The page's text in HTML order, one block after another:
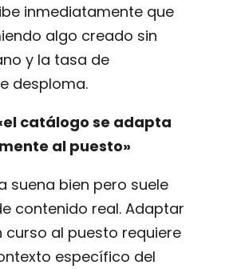
inmediatamente que
algo creado sin
y la tasa de
desploma.
catálogo se adapta
al puesto»
suena bien pero suele
contenido real. Adaptar
curso al puesto requiere
específico del